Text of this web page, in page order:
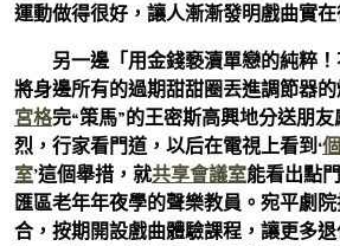
運動做得很好，讓人漸漸發明戲曲實在
另一邊「用金錢褻瀆單戀的純粹
將身邊所有的過期甜甜圈丟進調節器
宮格完“策馬”的王密斯高興地分送朋
烈，行家看門道，以后在電視上看到‘
室’這個舉措，就共享會議室能看出點
匯區老年年夜學的聲樂教員。宛平劇
合，按期開設戲曲體驗課程，讓更多